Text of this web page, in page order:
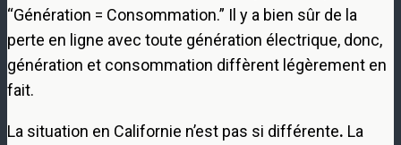
“Génération = Consommation.” Il y a bien sûr de la
perte en ligne avec toute génération électrique, donc,
génération et consommation diffèrent légèrement en
fait.
La situation en Californie n’est pas si différente. La